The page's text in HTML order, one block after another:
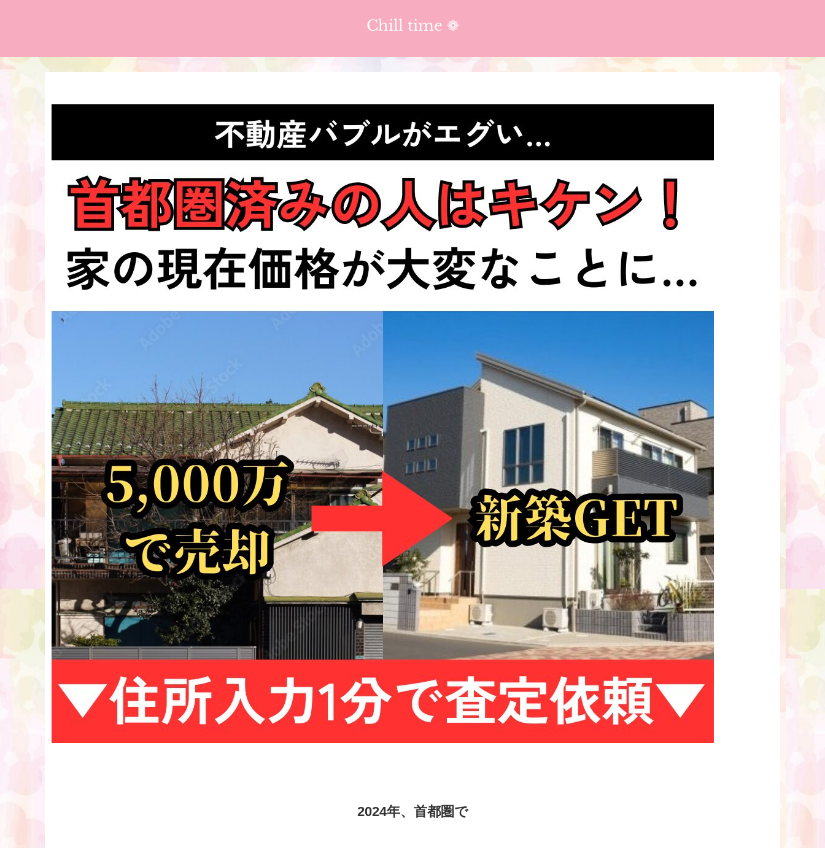
Chill time ❁︎
2024年、首都圏で